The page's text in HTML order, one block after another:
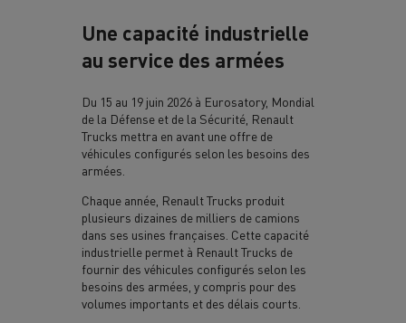
Une capacité industrielle
au service des armées
Du 15 au 19 juin 2026 à Eurosatory, Mondial
de la Défense et de la Sécurité, Renault
Trucks mettra en avant une offre de
véhicules configurés selon les besoins des
armées.
Chaque année, Renault Trucks produit
plusieurs dizaines de milliers de camions
dans ses usines françaises. Cette capacité
industrielle permet à Renault Trucks de
fournir des véhicules configurés selon les
besoins des armées, y compris pour des
volumes importants et des délais courts.